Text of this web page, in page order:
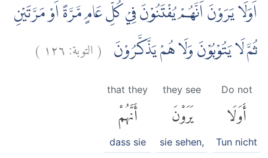
اَوَلَا يَرَوْنَ اَنَّهُمْ يُفْتَنُوْنَ فِيْ كُلِّ عَامٍ مَّرَّةً اَوْ مَرَّتَيْنِ
ثُمَّ لَا يَتُوْبُوْنَ وَلَا هُمْ يَذَّكَّرُوْنَ (التوبة:١٢٦ )
Do not
أَوَلَا
Tun nicht
they see
يَرَوْنَ
sie sehen,
that they
أَنَّهُمْ
dass sie